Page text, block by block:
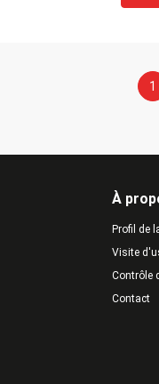
1
À
Profil de
Visite
Contrôle
Contact